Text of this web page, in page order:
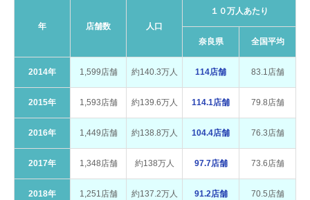
年 店舗数 人口
１０万人あたり
奈良県 全国平均
2014年 1,599店舗 約140.3万人 114店舗 83.1店舗
2015年 1,593店舗 約139.6万人 114.1店舗 79.8店舗
2016年 1,449店舗 約138.8万人 104.4店舗 76.3店舗
2017年 1,348店舗 約138万人 97.7店舗 73.6店舗
2018年 1,251店舗 約137.2万人 91.2店舗 70.5店舗